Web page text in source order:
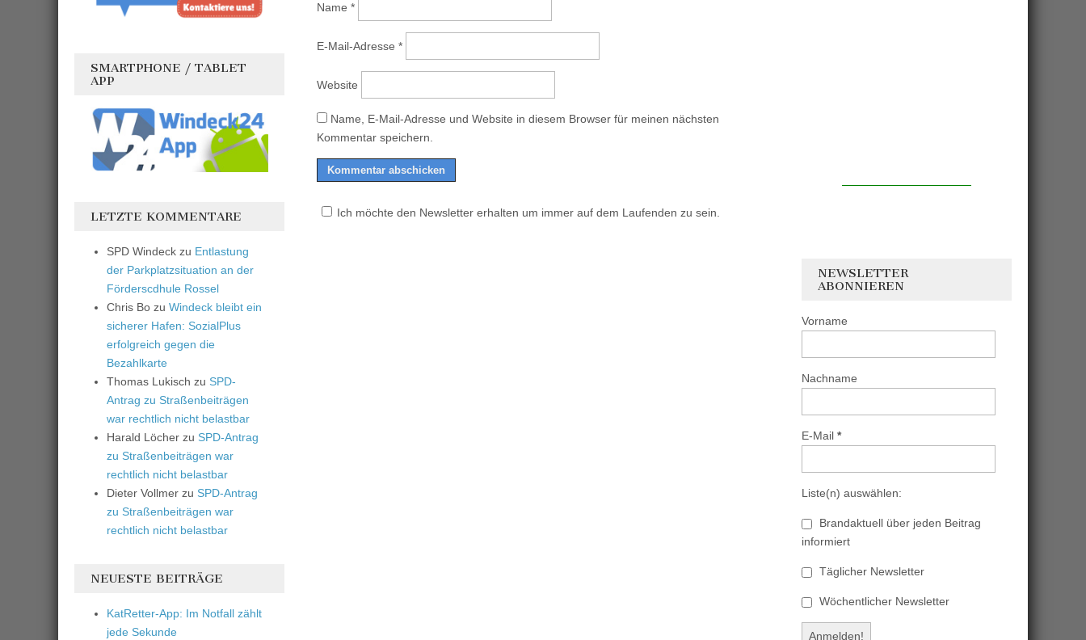
Name *
E-Mail-Adresse *
Website
Name, E-Mail-Adresse und Website in diesem Browser für meinen nächsten
Kommentar speichern.
Ich möchte den Newsletter erhalten um immer auf dem Laufenden zu sein.
SMARTPHONE / TABLET
APP
LETZTE KOMMENTARE
SPD Windeck zu Entlastung
der Parkplatzsituation an der
Förderscdhule Rossel
Chris Bo zu Windeck bleibt ein
sicherer Hafen: SozialPlus
erfolgreich gegen die
Bezahlkarte
Thomas Lukisch zu SPD-
Antrag zu Straßenbeiträgen
war rechtlich nicht belastbar
Harald Löcher zu SPD-Antrag
zu Straßenbeiträgen war
rechtlich nicht belastbar
Dieter Vollmer zu SPD-Antrag
zu Straßenbeiträgen war
rechtlich nicht belastbar
NEUESTE BEITRÄGE
KatRetter-App: Im Notfall zählt
jede Sekunde
NEWSLETTER
ABONNIEREN
Vorname
Nachname
E-Mail *
Liste(n) auswählen:
Brandaktuell über jeden Beitrag
informiert
Täglicher Newsletter
Wöchentlicher Newsletter